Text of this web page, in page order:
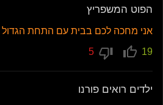
הפוט המשפריץ
אני מחכה לכם בבית עם התחת הגדול
19
ילדים רואים פורנו